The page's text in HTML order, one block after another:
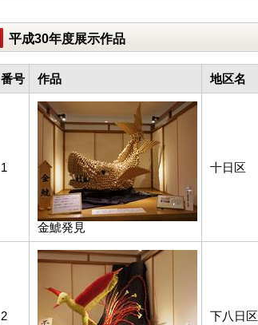
平成30年度展示作品
番号 作品 地区名
1
金鯱発見
十日区
2 下八日区